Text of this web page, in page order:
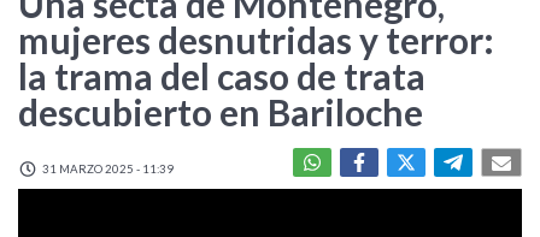
mujeres desnutridas y terror:
la trama del caso de trata
descubierto en Bariloche
31 MARZO 2025 - 11:39